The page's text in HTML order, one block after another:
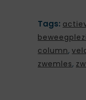
Tags:
column,
zwemles,